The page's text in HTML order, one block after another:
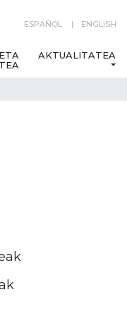
ESPAÑOL ENGLISH
AKTUALITATEA